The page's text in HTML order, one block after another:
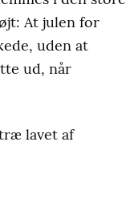
At julen for
uden at
ud, når
lavet af